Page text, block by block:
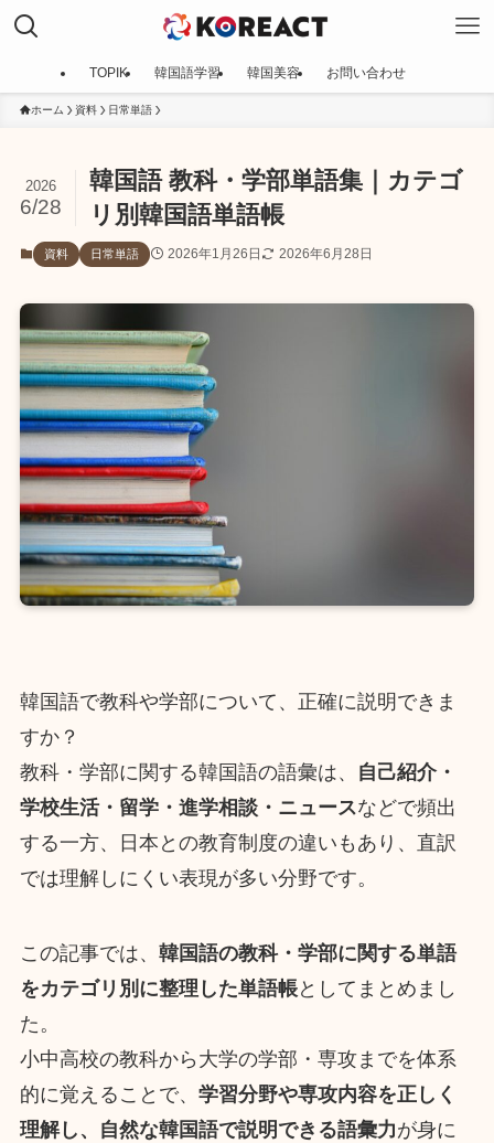
TOPIK 韓国語学習 韓国美容 お問い合わせ
ホーム 資料 日常単語
韓国語 教科・学部単語集｜カテゴ
リ別韓国語単語帳
2026
6/28
資料 日常単語 2026年1月26日 2026年6月28日
韓国語で教科や学部について、正確に説明できま
すか？
教科・学部に関する韓国語の語彙は、
自己紹介・
学校生活・留学・進学相談・ニュースなどで頻出
する一方、日本との教育制度の違いもあり、直訳
では理解しにくい表現が多い分野です。
この記事では、 韓国語の教科・学部に関する単語
をカテゴリ別に整理した単語帳としてまとめまし
た。
小中高校の教科から大学の学部・専攻までを体系
的に覚えることで、 学習分野や専攻内容を正しく
理解し、自然な韓国語で説明できる語彙力が身に